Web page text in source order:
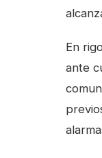
En
ante